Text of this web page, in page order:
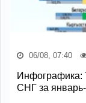
06/08, 07:40
Инфографика:
СНГ за